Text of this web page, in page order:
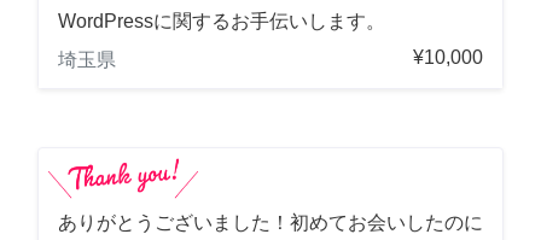
WordPressに関するお手伝いします。
埼玉県
¥10,000
ありがとうございました！初めてお会いしたのに